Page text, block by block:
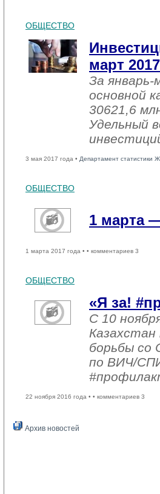
ОБЩЕСТВО
март
За
основной
30621,6
Удельный
3 мая 2017 года • Департамент статистики
ОБЩЕСТВО
1 марта
1 марта 2017 года • • комментариев 3
ОБЩЕСТВО
«Я за!
С 10
борьбы со
по ВИЧ/
22 ноября 2016 года • • комментариев 3
Архив новостей